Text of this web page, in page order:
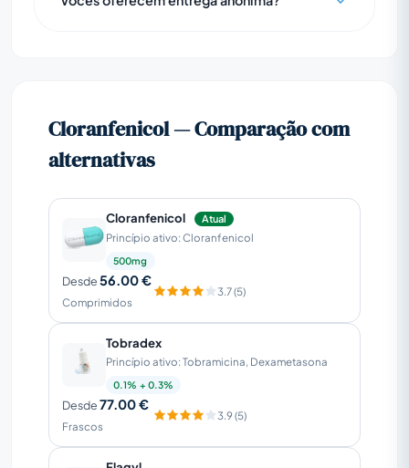
Cloranfenicol — Comparação com
alternativas
Cloranfenicol Atual
Princípio ativo: Cloranfenicol
500mg
Desde56.00 €
Comprimidos
3.7 (5)
Tobradex
Princípio ativo: Tobramicina, Dexametasona
0.1% + 0.3%
Desde77.00 €
Frascos
3.9 (5)